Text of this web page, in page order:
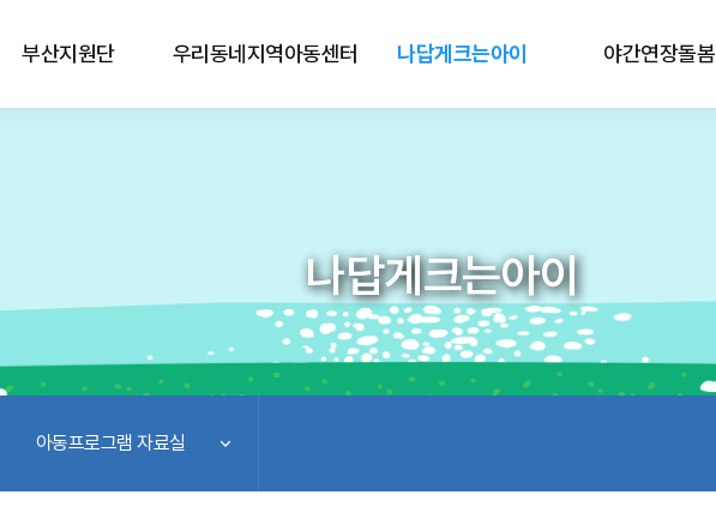
부산지원단 우리동네지역아동센터 나답게크는아이 야간연장돌봄
나답게크는아이
아동프로그램 자료실